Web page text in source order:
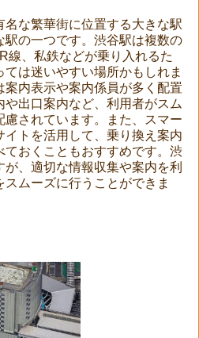
な繁華街に位置する大きな駅
駅の一つです。渋谷駅は複数の
線、私鉄などが乗り入れるた
は迷いやすい場所かもしれま
内表示や案内係員が多く配置
や出口案内など、利用者がスム
されています。また、スマー
イトを活用して、乗り換え案内
おくこともおすすめです。渋
、適切な情報収集や案内を利
ムーズに行うことができま